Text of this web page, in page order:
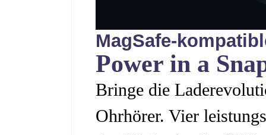
MagSafe-
Power in a
Bringe die
Ohrhörer. Vier